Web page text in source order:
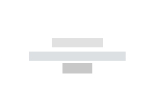
------------
----------- -----------